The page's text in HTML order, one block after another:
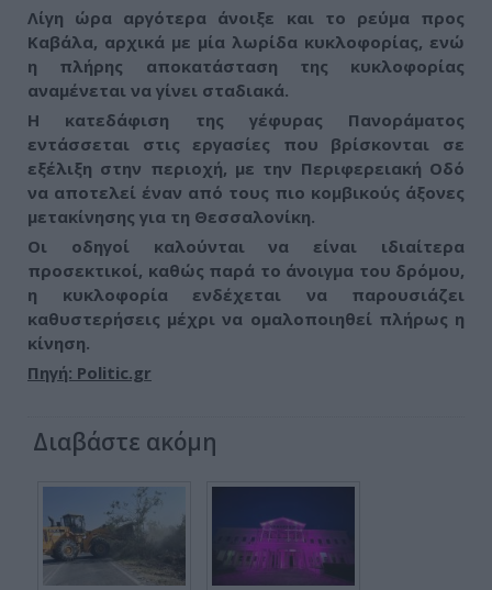
Λίγη ώρα αργότερα άνοιξε και το ρεύμα προς
Καβάλα, αρχικά με μία λωρίδα κυκλοφορίας, ενώ
η πλήρης αποκατάσταση της κυκλοφορίας
αναμένεται να γίνει σταδιακά.
Η κατεδάφιση της γέφυρας Πανοράματος
εντάσσεται στις εργασίες που βρίσκονται σε
εξέλιξη στην περιοχή, με την Περιφερειακή Οδό
να αποτελεί έναν από τους πιο κομβικούς άξονες
μετακίνησης για τη Θεσσαλονίκη.
Οι οδηγοί καλούνται να είναι ιδιαίτερα
προσεκτικοί, καθώς παρά το άνοιγμα του δρόμου,
η κυκλοφορία ενδέχεται να παρουσιάζει
καθυστερήσεις μέχρι να ομαλοποιηθεί πλήρως η
κίνηση.
Πηγή: Politic.gr
Διαβάστε ακόμη